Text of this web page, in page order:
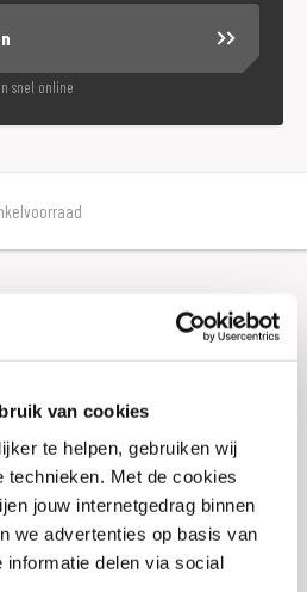
van cookies
te helpen, gebruiken wij
Met de cookies
jouw internetgedrag binnen
we advertenties op basis van
informatie delen via social
snel online
SUZ100-16.8 Cruisecontrol